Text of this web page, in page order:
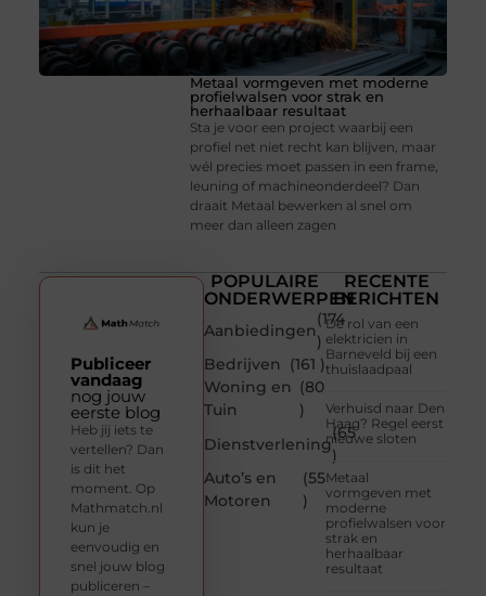
Metaal vormgeven met moderne
profielwalsen voor strak en
herhaalbaar resultaat
Sta je voor een project waarbij een
profiel net niet recht kan blijven, maar
wél precies moet passen in een frame,
leuning of machineonderdeel? Dan
draait Metaal bewerken al snel om
meer dan alleen zagen
POPULAIRE
ONDERWERPEN
Aanbiedingen
(174
)
Bedrijven
(161 )
Woning en
Tuin
(80
)
Dienstverlening
(65
)
Auto’s en
Motoren
(55
)
RECENTE
BERICHTEN
De rol van een
elektricien in
Barneveld bij een
thuislaadpaal
Verhuisd naar Den
Haag? Regel eerst
nieuwe sloten
Metaal
vormgeven met
moderne
profielwalsen voor
strak en
herhaalbaar
resultaat
Publiceer
vandaag
nog jouw
eerste blog
Heb jij iets te
vertellen? Dan
is dit het
moment. Op
Mathmatch.nl
kun je
eenvoudig en
snel jouw blog
publiceren –